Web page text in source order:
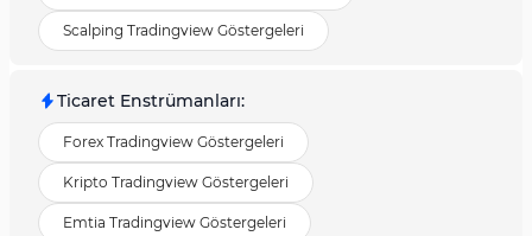
Scalping Tradingview Göstergeleri
Ticaret Enstrümanları:
Forex Tradingview Göstergeleri
Kripto Tradingview Göstergeleri
Emtia Tradingview Göstergeleri